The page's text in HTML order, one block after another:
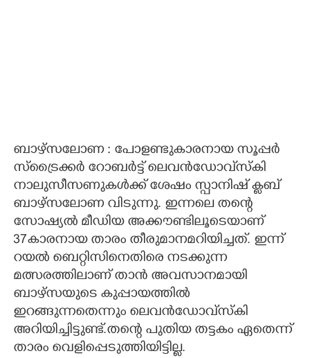
ബാഴ്സലോണ : പോളണ്ടുകാരനായ സൂപ്പർ
സ്ട്രൈക്കർ റോബർട്ട് ലെവൻഡോവ്‌സ്കി
നാലുസീസണുകൾക്ക് ശേഷം സ്പാനിഷ് ക്ളബ്
ബാഴ്സലോണ വിടുന്നു. ഇന്നലെ തന്റെ
സോഷ്യൽ മീഡിയ അക്കൗണ്ടിലൂടെയാണ്
37കാരനായ താരം തീരുമാനമറിയിച്ചത്. ഇന്ന്
റയൽ ബെറ്റിസിനെതിരെ നടക്കുന്ന
മത്സരത്തിലാണ് താൻ അവസാനമായി
ബാഴ്സയുടെ കുപ്പായത്തിൽ
ഇറങ്ങുന്നതെന്നും ലെവൻഡോവ്സ്കി
അറിയിച്ചിട്ടുണ്ട്.തന്റെ പുതിയ തട്ടകം ഏതെന്ന്
താരം വെളിപ്പെട‌ുത്തിയിട്ടില്ല.